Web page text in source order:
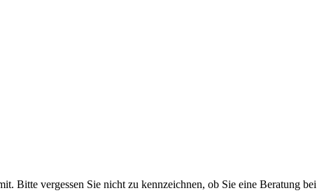
Bitte vergessen Sie nicht zu kennzeichnen, ob Sie eine Beratung bei